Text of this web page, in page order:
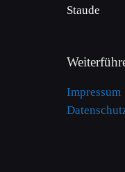
Staude
Impressum